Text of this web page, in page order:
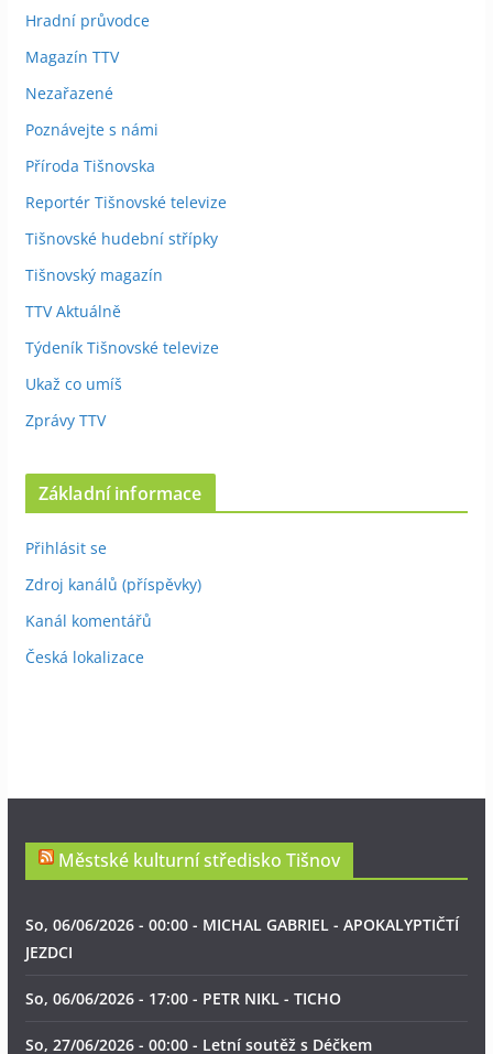
Hradní průvodce
Magazín TTV
Nezařazené
Poznávejte s námi
Příroda Tišnovska
Reportér Tišnovské televize
Tišnovské hudební střípky
Tišnovský magazín
TTV Aktuálně
Týdeník Tišnovské televize
Ukaž co umíš
Zprávy TTV
Základní informace
Přihlásit se
Zdroj kanálů (příspěvky)
Kanál komentářů
Česká lokalizace
Městské kulturní středisko Tišnov
So, 06/06/2026 - 00:00 - MICHAL GABRIEL - APOKALYPTIČTÍ
JEZDCI
So, 06/06/2026 - 17:00 - PETR NIKL - TICHO
So, 27/06/2026 - 00:00 - Letní soutěž s Déčkem